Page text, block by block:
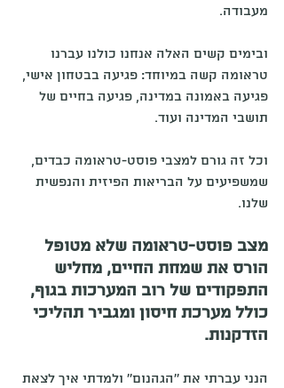
מעבודה.
ובימים קשים האלה אנחנו כולנו עברנו
טראומה קשה במיוחד: פגיעה בבטחון אישי,
פגיעה באמונה במדינה, פגיעה בחיים של
תושבי המדינה ועוד.
וכל זה גורם למצבי פוסט-טראומה כבדים,
שמשפיעים על הבריאות הפיזית והנפשית
שלנו.
מצב פוסט-טראומה שלא מטופל
הורס את שמחת החיים, מחליש
התפקודים של רוב המערכות בגוף,
כולל מערכת חיסון ומגביר תהליכי
הזדקנות.
הנני עברתי את ''הגהנום'' ולמדתי איך לצאת